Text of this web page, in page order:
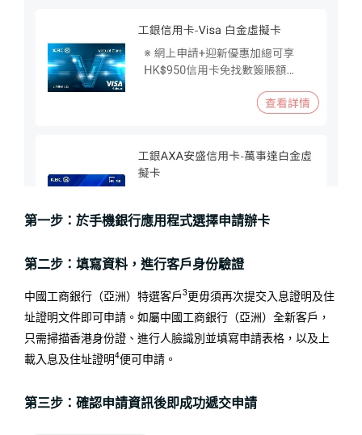
第一步：於手機銀行應用程式選擇申請辦卡
第二步：填寫資料，進行客戶身份驗證
中國工商銀行（亞洲）特選客戶3更毋須再次提交入息證明及住
址證明文件即可申請。如屬中國工商銀行（亞洲）全新客戶，
只需掃描香港身份證、進行人臉識別並填寫申請表格，以及上
載入息及住址證明4便可申請。
第三步：確認申請資訊後即成功遞交申請